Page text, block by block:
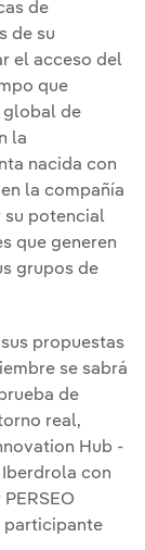
de
de su
el acceso del
que
global de
la
nacida con
la compañía
su potencial
que generen
grupos de
propuestas
se sabrá
de
real,
Hub -
con
participante